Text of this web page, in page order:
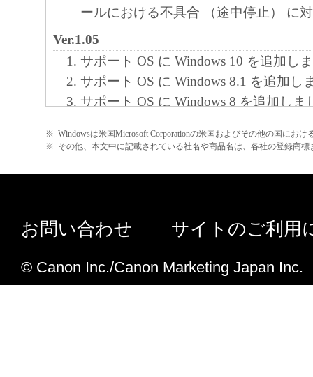
ールにおける不具合 （途中停止） に
Ver.1.05
サポート OS に Windows 10 を追加し
サポート OS に Windows 8.1 を追加し
サポート OS に Windows 8 を追加しま
Ver.1.04
スキャナードライバー：
ADFからスキャンした場合の用紙サイ
Ver.1.03
IJ ネットワークスキャンユーティリティ：
本体通信タイマーの動作タイミングを
※ Windowsは米国Microsoft Corporationの米国およびその他の国におけ
※ その他、本文中に記載されている社名や商品名は、各社の登録商標
お問い合わせ サイトのご利用
© Canon Inc./Canon Marketing Japan Inc.